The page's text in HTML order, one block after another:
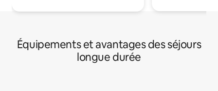
Équipements et avantages des séjours
longue durée